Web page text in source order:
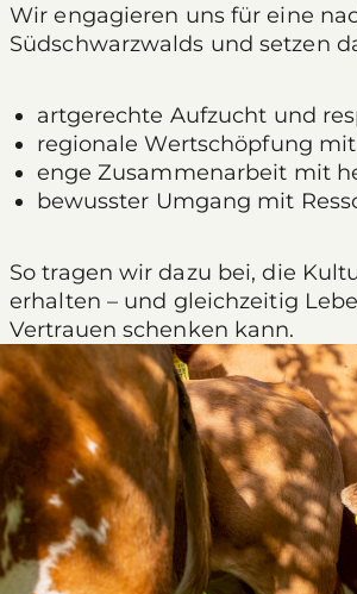
Wir engagieren uns für eine
Südschwarzwalds und setzen
artgerechte Aufzucht und
regionale Wertschöpfung
enge Zusammenarbeit mit
bewusster Umgang mit
So tragen wir dazu bei, die
erhalten – und gleichzeitig
Vertrauen schenken kann.